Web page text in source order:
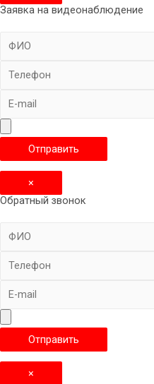
Заявка на видеонаблюдение
×
Обратный звонок
×